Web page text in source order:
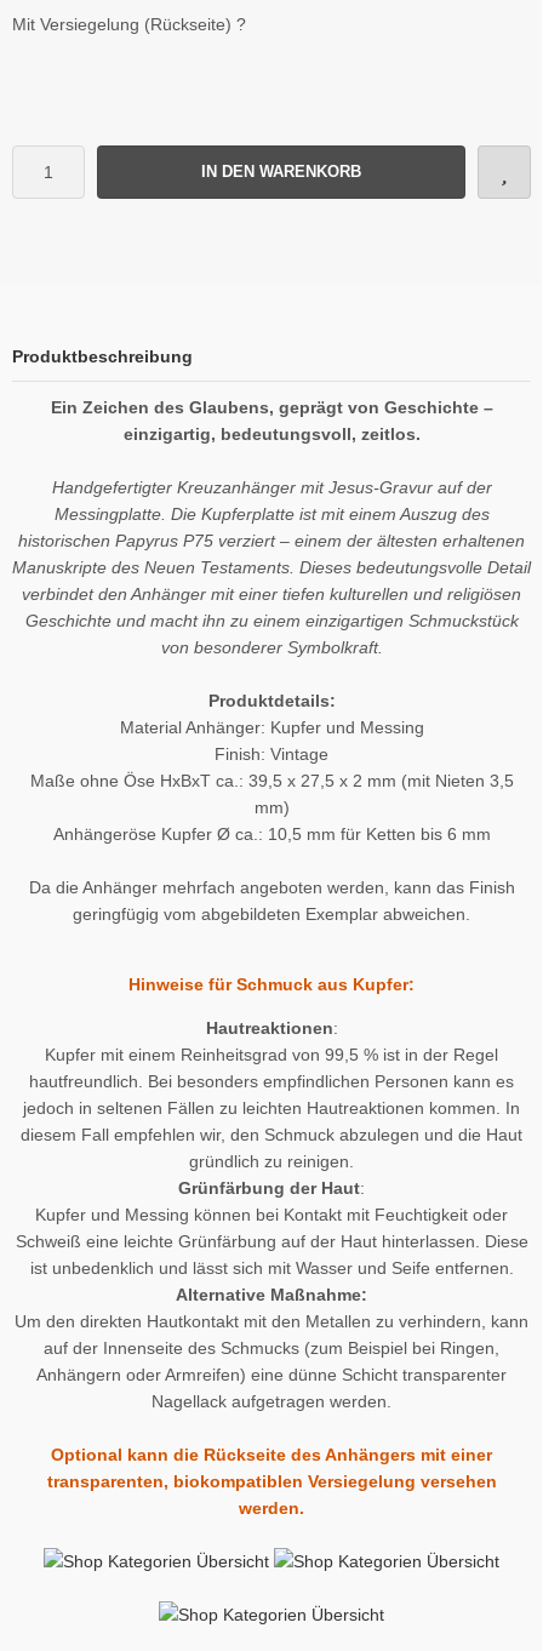
Mit Versiegelung (Rückseite) ?
IN DEN WARENKORB
Produktbeschreibung
Ein Zeichen des Glaubens, geprägt von Geschichte –
einzigartig, bedeutungsvoll, zeitlos.
Handgefertigter Kreuzanhänger mit Jesus-Gravur auf der
Messingplatte. Die Kupferplatte ist mit einem Auszug des
historischen Papyrus P75 verziert – einem der ältesten erhaltenen
Manuskripte des Neuen Testaments. Dieses bedeutungsvolle Detail
verbindet den Anhänger mit einer tiefen kulturellen und religiösen
Geschichte und macht ihn zu einem einzigartigen Schmuckstück
von besonderer Symbolkraft.
Produktdetails:
Material Anhänger: Kupfer und Messing
Finish: Vintage
Maße ohne Öse HxBxT ca.: 39,5 x 27,5 x 2 mm (mit Nieten 3,5
mm)
Anhängeröse Kupfer Ø ca.: 10,5 mm für Ketten bis 6 mm
Da die Anhänger mehrfach angeboten werden, kann das Finish
geringfügig vom abgebildeten Exemplar abweichen.
Hinweise für Schmuck aus Kupfer:
Hautreaktionen:
Kupfer mit einem Reinheitsgrad von 99,5 % ist in der Regel
hautfreundlich. Bei besonders empfindlichen Personen kann es
jedoch in seltenen Fällen zu leichten Hautreaktionen kommen. In
diesem Fall empfehlen wir, den Schmuck abzulegen und die Haut
gründlich zu reinigen.
Grünfärbung der Haut:
Kupfer und Messing können bei Kontakt mit Feuchtigkeit oder
Schweiß eine leichte Grünfärbung auf der Haut hinterlassen. Diese
ist unbedenklich und lässt sich mit Wasser und Seife entfernen.
Alternative Maßnahme:
Um den direkten Hautkontakt mit den Metallen zu verhindern, kann
auf der Innenseite des Schmucks (zum Beispiel bei Ringen,
Anhängern oder Armreifen) eine dünne Schicht transparenter
Nagellack aufgetragen werden.
Optional kann die Rückseite des Anhängers mit einer
transparenten, biokompatiblen Versiegelung versehen
werden.